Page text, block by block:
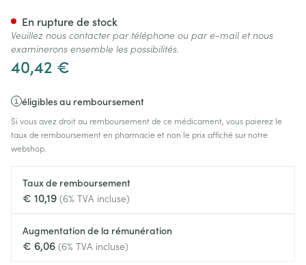
40,42 €
éligibles au remboursement
Si vous avez droit au remboursement de ce médicament, vous paierez le
taux de remboursement en pharmacie et non le prix affiché sur notre
webshop.
Taux de remboursement
€ 10,19 (6% TVA incluse)
Augmentation de la rémunération
€ 6,06 (6% TVA incluse)
En rupture de stock
Veuillez nous contacter par téléphone ou par e-mail et nous
examinerons ensemble les possibilités.